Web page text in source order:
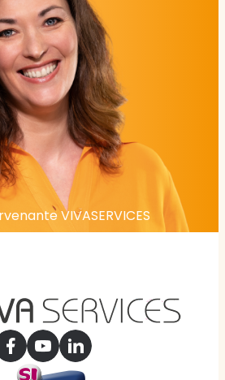
VIVASERVICES